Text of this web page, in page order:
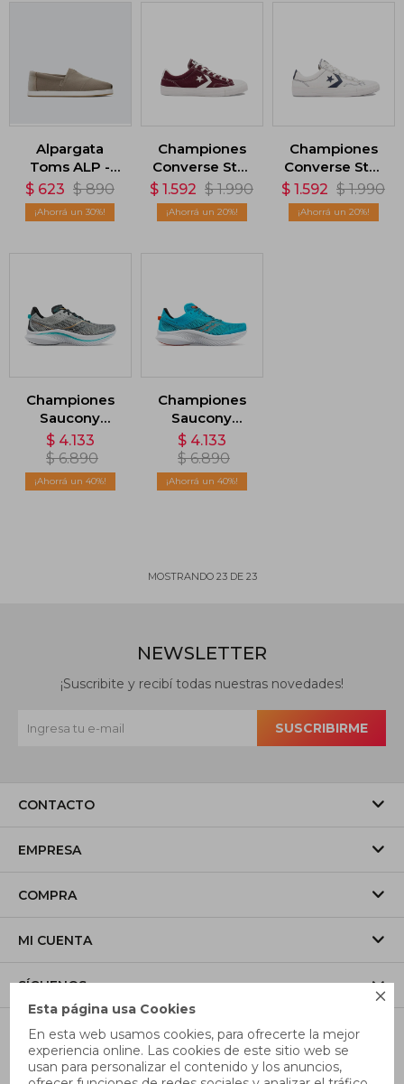

Esta página usa Cookies
En esta web usamos cookies, para ofrecerte la mejor
experiencia online. Las cookies de este sitio web se
usan para personalizar el contenido y los anuncios,
Alpargata
Toms ALP -
Marrón
$ 623 $ 890
30
Championes
Converse Star
Player - Rojo
$ 1.592 $ 1.990
20
Championes
Converse Star
Player - Blanco
$ 1.592 $ 1.990
20
Championes
Saucony
Kinvara 14 -
Gris
$ 4.133
$ 6.890
40
Championes
Saucony
Kinvara 14 -
Azul
$ 4.133
$ 6.890
40
MOSTRANDO 23DE 23
CONTACTO
EMPRESA
COMPRA
MI CUENTA
SÍGUENOS
NEWSLETTER
¡Suscribite y recibí todas nuestras novedades!
SUSCRIBIRME